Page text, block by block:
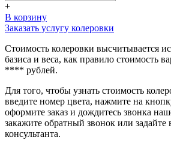
+
В корзину
Заказать услугу колеровки
Стоимость колеровки высчитывается
базиса и веса, как правило стоимость
**** рублей.
Для того, чтобы узнать стоимость
введите номер цвета, нажмите на
оформите заказ и дождитесь звонка
закажите обратный звонок или
консультанта.